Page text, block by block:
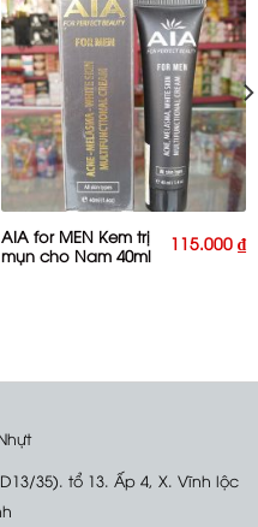
AIA for MEN Kem trị
mụn cho Nam 40ml
115.000 ₫
35). tổ 13. Ấp 4, X. Vĩnh lộc